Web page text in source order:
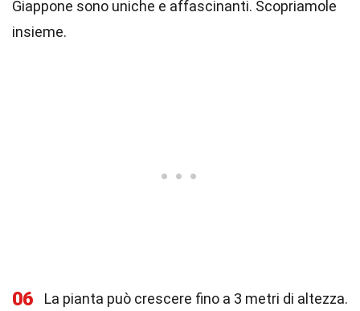
Giappone sono uniche e affascinanti. Scopriamole
insieme.
06 La pianta può crescere fino a 3 metri di altezza.